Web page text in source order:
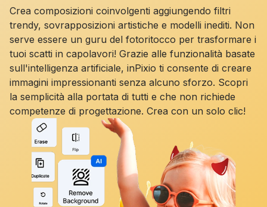
Crea composizioni coinvolgenti aggiungendo filtri
trendy, sovrapposizioni artistiche e modelli inediti. Non
serve essere un guru del fotoritocco per trasformare i
tuoi scatti in capolavori! Grazie alle funzionalità basate
sull'intelligenza artificiale, inPixio ti consente di creare
immagini impressionanti senza alcuno sforzo. Scopri
la semplicità alla portata di tutti e che non richiede
competenze di progettazione. Crea con un solo clic!